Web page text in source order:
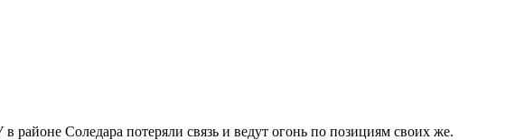
Соледара потеряли связь и ведут огонь по позициям своих же.